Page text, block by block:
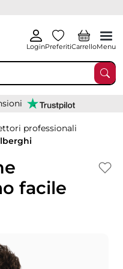
LoginPreferitiCarrelloMenu
professionali
facile